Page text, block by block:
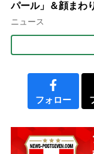
パール」＆顔まわ
ぐ「揺れる一粒」
ニュース
フォロー